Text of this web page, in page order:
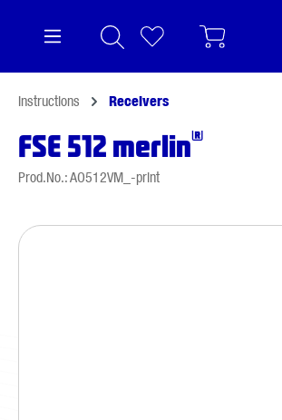
Instructions Receivers
FSE 512 merlin®
Prod.No.: AO512VM_-print
Skip image gallery